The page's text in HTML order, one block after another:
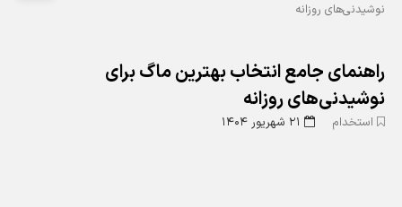
نوشیدنی‌های روزانه
راهنمای جامع انتخاب بهترین ماگ برای
نوشیدنی‌های روزانه
استخدام